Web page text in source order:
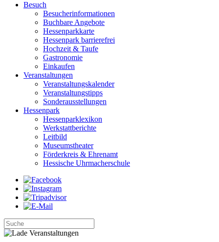
Besuch
Besucherinformationen
Buchbare Angebote
Hessenparkkarte
Hessenpark barrierefrei
Hochzeit & Taufe
Gastronomie
Einkaufen
Veranstaltungen
Veranstaltungskalender
Veranstaltungstipps
Sonderausstellungen
Hessenpark
Hessenparklexikon
Werkstattberichte
Leitbild
Museumstheater
Förderkreis & Ehrenamt
Hessische Uhrmacherschule